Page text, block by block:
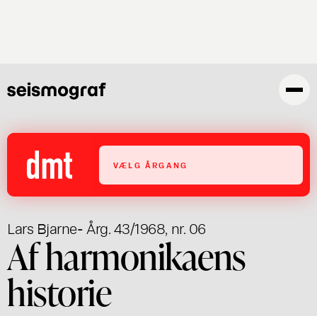
VÆLG ÅRGANG
Lars Bjarne- Årg. 43/1968, nr. 06
Af harmonikaens
historie